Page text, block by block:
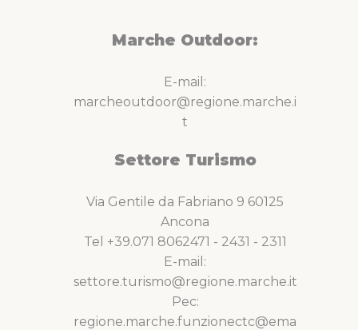
Marche Outdoor:
E-mail:
marcheoutdoor@regione.marche.i
t
Settore Turismo
Via Gentile da Fabriano 9 60125
Ancona
Tel +39.071 8062471 - 2431 - 2311
E-mail:
settore.turismo@regione.marche.it
Pec:
regione.marche.funzionectc@ema